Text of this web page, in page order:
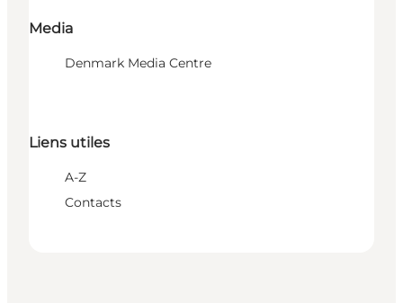
Media
Denmark Media Centre
Liens utiles
A-Z
Contacts